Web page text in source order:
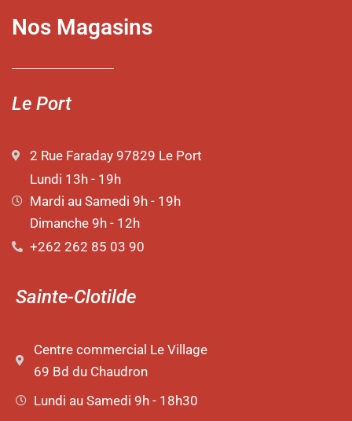
Nos Magasins
Le Port
2 Rue Faraday 97829 Le Port
Lundi 13h - 19h
Mardi au Samedi 9h - 19h
Dimanche 9h - 12h
+262 262 85 03 90
Sainte-Clotilde
Centre commercial Le Village
69 Bd du Chaudron
Lundi au Samedi 9h - 18h30